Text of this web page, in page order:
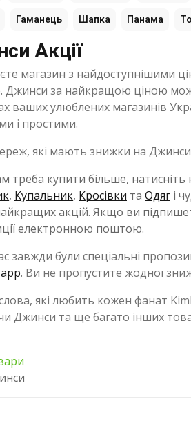
Гаманець Шапка Панама
Акції
магазин з найдоступнішими
Джинси за найкращою ціною
ваших улюблених магазинів
і простими.
які мають знижки на
треба купити більше, натисніть
, Купальник, Кросівки та Одяг і
акцій. Якщо ви
електронною поштою.
завжди були спеціальні
. Ви не пропустите жодної
які любить кожен фанат
Джинси та ще багато інших